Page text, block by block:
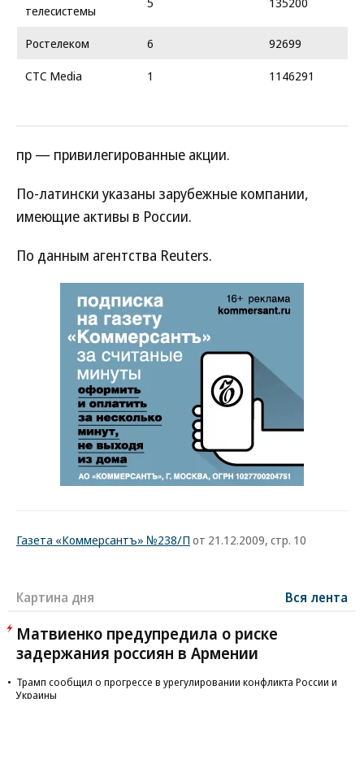
телесистемы
Ростелеком 6
92699
CTC Media
1 1146291
пр — привилегированные акции.
По-латински указаны зарубежные компании,
имеющие активы в России.
По данным агентства Reuters.
Газета «Коммерсантъ» №238/П от 21.12.2009, стр. 10
Картина дня Вся лента
Матвиенко предупредила о риске
задержания россиян в Армении
Трамп сообщил о прогрессе в урегулировании конфликта России и
Украины